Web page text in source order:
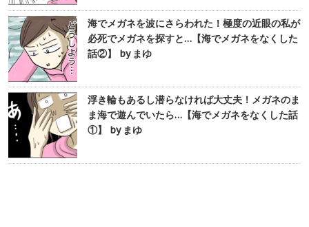
海でメガネを波にさらわれた！極度の近眼の私が
必死でメガネを探すと…【海でメガネをなくした
話②】 by まゆ
浮き輪もあるし潜らなければ大丈夫！メガネのま
ま海で遊んでいたら…【海でメガネをなくした話
①】 by まゆ